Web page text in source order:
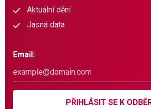
Aktuální dění
Jasná data
Email:
PŘIHLÁSIT SE K